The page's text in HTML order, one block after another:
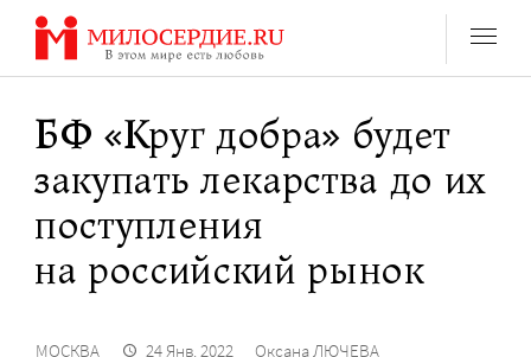
Перейти
содержанию
БФ «Круг добра» будет
закупать лекарства до их
поступления
на российский рынок
МОСКВА 24 Янв. 2022 Оксана ЛЮЧЕВА